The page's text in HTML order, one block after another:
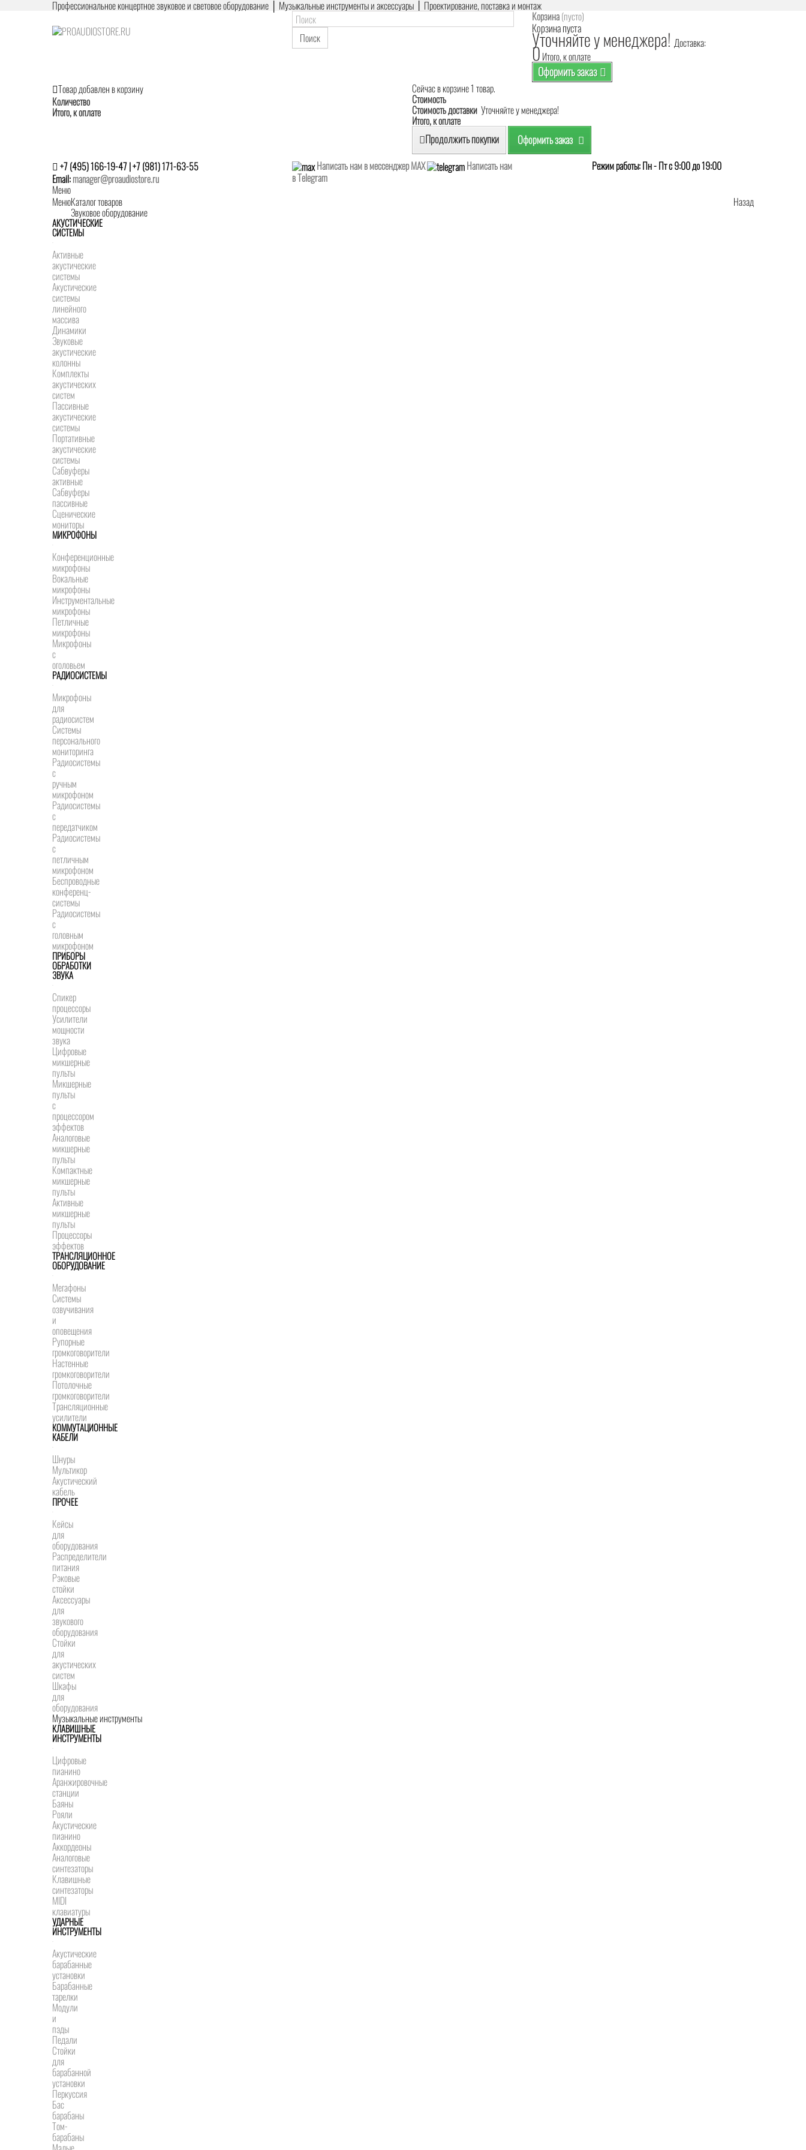
Профессиональное концертное звуковое и световое оборудование │ Музыкальные инструменты и аксессуары │ Проектирование, поставка и монтаж
Поиск
Корзина(пусто)
Корзина пуста
Уточняйте у менеджера! Доставка:
0 Итого, к оплате
Оформить заказ
Товар добавлен в корзину
Количество
Итого, к оплате
Сейчас в корзине 1 товар.
Стоимость
Стоимость доставки Уточняйте у менеджера!
Итого, к оплате
Продолжить покупки Оформить заказ
+7 (495) 166-19-47 | +7 (981) 171-63-55
Email:manager@proaudiostore.ru
Написать нам в мессенджер MAX
Написать нам
в Telegram
Режим работы: Пн - Пт с 9:00 до 19:00
Меню
Меню
Назад
Каталог товаров
Звуковое оборудование
АКУСТИЧЕСКИЕ
СИСТЕМЫ
Активные
акустические
системы
Акустические
системы
линейного
массива
Динамики
Звуковые
акустические
колонны
Комплекты
акустических
систем
Пассивные
акустические
системы
Портативные
акустические
системы
Сабвуферы
активные
Сабвуферы
пассивные
Сценические
мониторы
МИКРОФОНЫ
Конференционные
микрофоны
Вокальные
микрофоны
Инструментальные
микрофоны
Петличные
микрофоны
Микрофоны
с
оголовьем
РАДИОСИСТЕМЫ
Микрофоны
для
радиосистем
Системы
персонального
мониторинга
Радиосистемы
c
ручным
микрофоном
Радиосистемы
с
передатчиком
Радиосистемы
с
петличным
микрофоном
Беспроводные
конференц-
системы
Радиосистемы
с
головным
микрофоном
ПРИБОРЫ
ОБРАБОТКИ
ЗВУКА
Спикер
процессоры
Усилители
мощности
звука
Цифровые
микшерные
пульты
Микшерные
пульты
с
процессором
эффектов
Аналоговые
микшерные
пульты
Компактные
микшерные
пульты
Активные
микшерные
пульты
Процессоры
эффектов
ТРАНСЛЯЦИОННОЕ
ОБОРУДОВАНИЕ
Мегафоны
Системы
озвучивания
и
оповещения
Рупорные
громкоговорители
Настенные
громкоговорители
Потолочные
громкоговорители
Трансляционные
усилители
КОММУТАЦИОННЫЕ
КАБЕЛИ
Шнуры
Мультикор
Акустический
кабель
ПРОЧЕЕ
Кейсы
для
оборудования
Распределители
питания
Рэковые
стойки
Аксессуары
для
звукового
оборудования
Стойки
для
акустических
систем
Шкафы
для
оборудования
Музыкальные инструменты
КЛАВИШНЫЕ
ИНСТРУМЕНТЫ
Цифровые
пианино
Аранжировочные
станции
Баяны
Рояли
Акустические
пианино
Аккордеоны
Аналоговые
синтезаторы
Клавишные
синтезаторы
MIDI
клавиатуры
УДАРНЫЕ
ИНСТРУМЕНТЫ
Акустические
барабанные
установки
Барабанные
тарелки
Модули
и
пэды
Педали
Стойки
для
барабанной
установки
Перкуссия
Бас
барабаны
Том-
барабаны